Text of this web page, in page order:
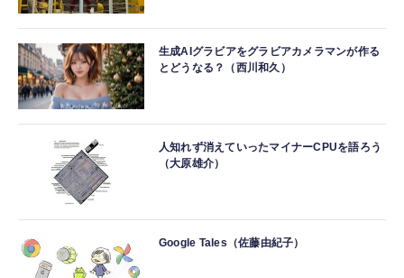
生成AIグラビアをグラビアカメラマンが作る
とどうなる？（西川和久）
人知れず消えていったマイナーCPUを語ろう
（大原雄介）
Google Tales（佐藤由紀子）